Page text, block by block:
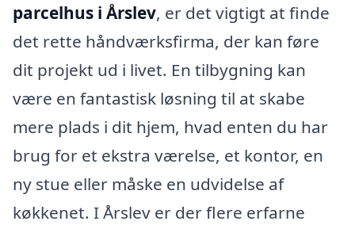
parcelhus i Årslev, er det vigtigt at finde
det rette håndværksfirma, der kan føre
dit projekt ud i livet. En tilbygning kan
være en fantastisk løsning til at skabe
mere plads i dit hjem, hvad enten du har
brug for et ekstra værelse, et kontor, en
ny stue eller måske en udvidelse af
køkkenet. I Årslev er der flere erfarne